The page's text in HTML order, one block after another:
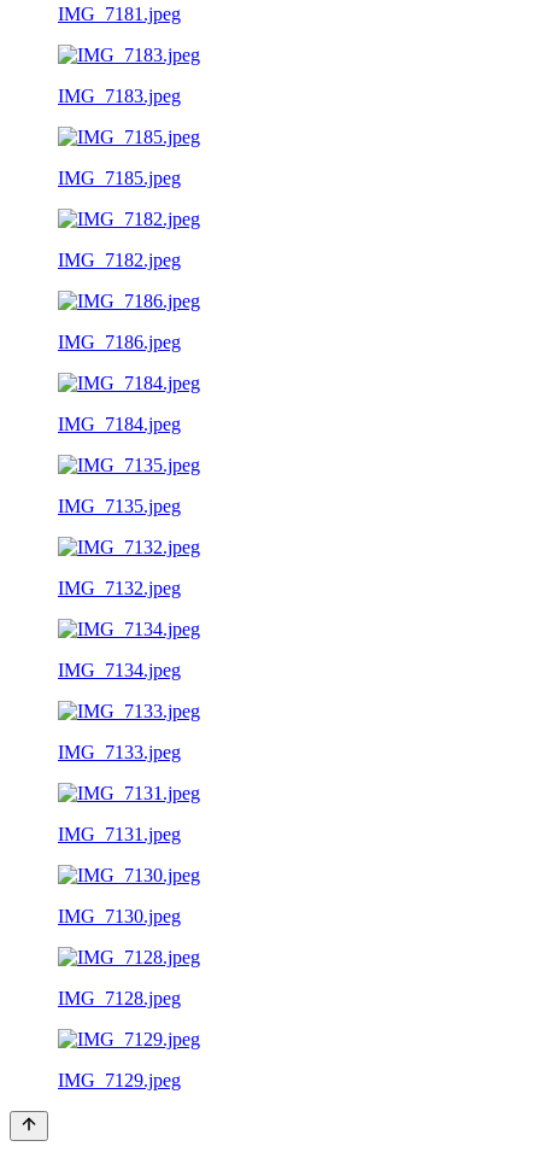
IMG_7181.jpeg
IMG_7183.jpeg
IMG_7185.jpeg
IMG_7182.jpeg
IMG_7186.jpeg
IMG_7184.jpeg
IMG_7135.jpeg
IMG_7132.jpeg
IMG_7134.jpeg
IMG_7133.jpeg
IMG_7131.jpeg
IMG_7130.jpeg
IMG_7128.jpeg
IMG_7129.jpeg